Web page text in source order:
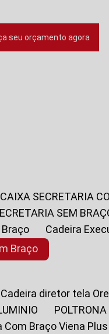
seu orçamento agora
CAIXA SECRETARIA
SEM
Braço
Cadeira
Braço
Cadeira diretor tela
Com Braço Viena Plus